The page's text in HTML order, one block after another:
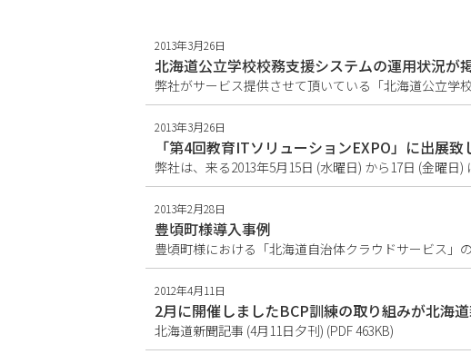
2013年3月26日
北海道公立学校校務支援システムの運用状況が
2013年3月26日
「第4回教育ITソリューションEXPO」に出展致
2013年2月28日
豊頃町様導入事例
2012年4月11日
2月に開催しましたBCP訓練の取り組みが北海道
北海道新聞記事 (4月11日夕刊) (PDF 463KB)